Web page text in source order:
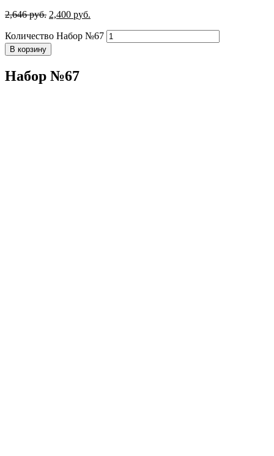
2,646руб. 2,400 руб.
Количество Набор №67
В корзину
Набор №67